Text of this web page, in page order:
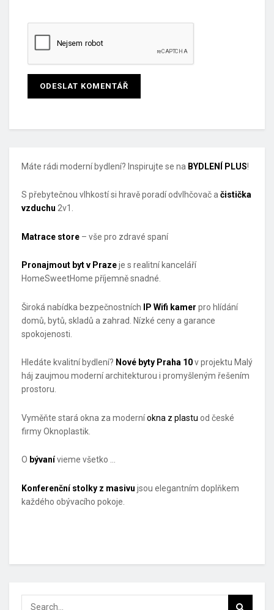
Máte rádi moderní bydlení? Inspirujte se na BYDLENÍ PLUS!
S přebytečnou vlhkostí si hravě poradí odvlhčovač ačistička
vzduchu 2v1.
Matrace store – vše pro zdravé spaní
Pronajmout byt v Prazeje s realitní kanceláří
HomeSweetHome příjemně snadné.
Široká nabídka bezpečnostních IP Wifi kamer pro hlídání
domů, bytů, skladů a zahrad. Nízké ceny a garance
spokojenosti.
Hledáte kvalitní bydlení? Nové byty Praha 10v projektu Malý
háj zaujmou moderní architekturou i promyšleným řešením
prostoru.
Vyměňte stará okna za moderníokna z plastu od české
firmy Oknoplastik.
O bývanívieme všetko …
Konferenční stolky z masivu jsou elegantním doplňkem
každého obývacího pokoje.